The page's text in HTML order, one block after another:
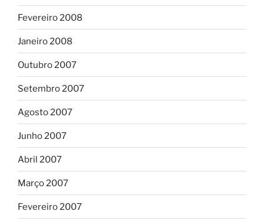
Fevereiro 2008
Janeiro 2008
Outubro 2007
Setembro 2007
Agosto 2007
Junho 2007
Abril 2007
Março 2007
Fevereiro 2007